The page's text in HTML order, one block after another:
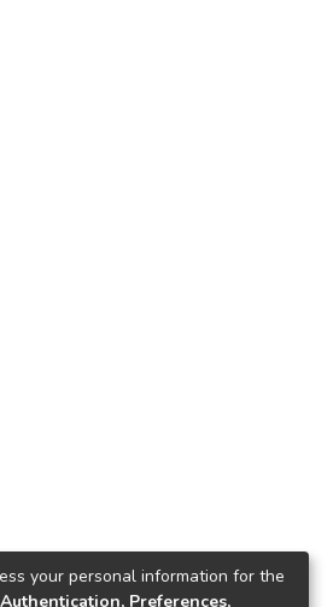
your personal information for the
Authentication, Preferences,